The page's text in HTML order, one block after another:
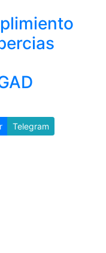
Telegram